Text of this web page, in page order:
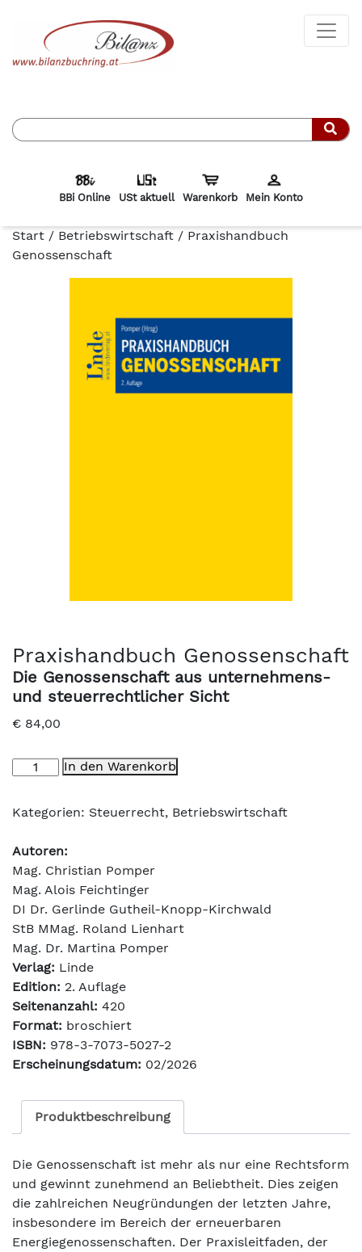
BBi Online USt aktuell Warenkorb Mein Konto
Start / Betriebswirtschaft / Praxishandbuch
Genossenschaft
Praxishandbuch Genossenschaft
Die Genossenschaft aus unternehmens-
und steuerrechtlicher Sicht
€ 84,00
Praxishandbuch
Menge
In den Warenkorb
Kategorien: Steuerrecht, Betriebswirtschaft
Autoren:
Mag. Christian Pomper
Mag. Alois Feichtinger
DI Dr. Gerlinde Gutheil-Knopp-Kirchwald
StB MMag. Roland Lienhart
Mag. Dr. Martina Pomper
Verlag: Linde
Edition: 2. Auflage
Seitenanzahl: 420
Format: broschiert
ISBN: 978-3-7073-5027-2
Erscheinungsdatum: 02/2026
Produktbeschreibung
Die Genossenschaft ist mehr als nur eine Rechtsform
und gewinnt zunehmend an Beliebtheit. Dies zeigen
die zahlreichen Neugründungen der letzten Jahre,
insbesondere im Bereich der erneuerbaren
Energiegenossenschaften. Der Praxisleitfaden, der